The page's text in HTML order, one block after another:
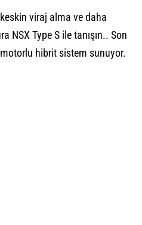
viraj alma ve daha
Type S ile tanışın.. Son
hibrit sistem sunuyor.